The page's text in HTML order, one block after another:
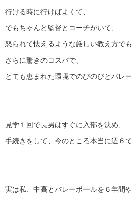
行ける時に行けばよくて、
でもちゃんと監督とコーチがいて、
怒られて怯えるような厳しい教え方でも
さらに驚きのコスパで、
とても恵まれた環境でのびのびとバレ
見学１回で長男はすぐに入部を決め、
手続きをして、今のところ本当に週６
実は私、中高とバレーボールを６年間